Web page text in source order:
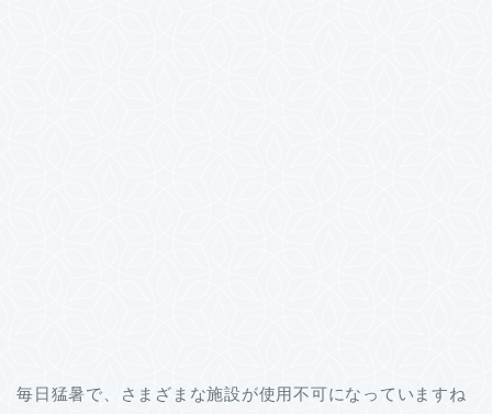
毎日猛暑で、さまざまな施設が使用不可になっていますね